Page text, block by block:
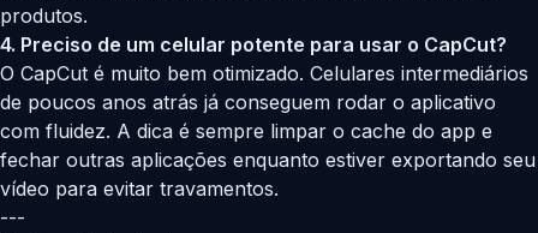
produtos.
4. Preciso de um celular potente para usar o CapCut?
O CapCut é muito bem otimizado. Celulares intermediários
de poucos anos atrás já conseguem rodar o aplicativo
com fluidez. A dica é sempre limpar o cache do app e
fechar outras aplicações enquanto estiver exportando seu
vídeo para evitar travamentos.
---